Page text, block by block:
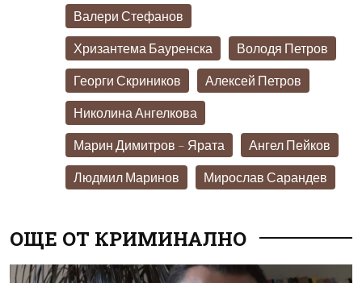
Валери Стефанов
Хризантема Бауренска Володя Петров
Георги Скриников Алексей Петров
Николина Ангелкова
Марин Димитров – Ярата Ангел Пейков
Людмил Маринов Мирослав Сарандев
ОЩЕ ОТ КРИМИНАЛНО